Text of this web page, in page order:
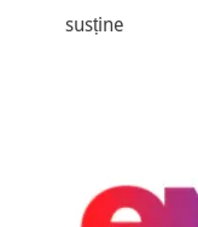
susține